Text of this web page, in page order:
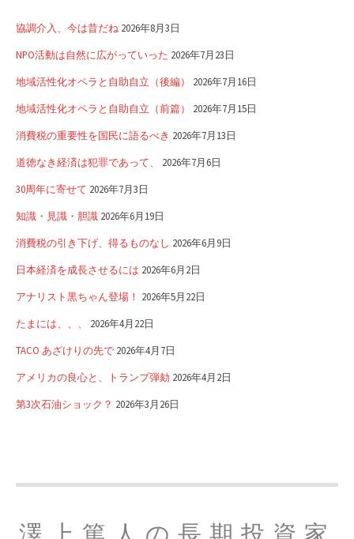
協調介入、今は昔だね 2026年8月3日
NPO活動は自然に広がっていった 2026年7月23日
地域活性化オペラと自助自立（後編） 2026年7月16日
地域活性化オペラと自助自立（前篇） 2026年7月15日
消費税の重要性を国民に語るべき 2026年7月13日
道徳なき経済は犯罪であって、 2026年7月6日
30周年に寄せて 2026年7月3日
知識・見識・胆識 2026年6月19日
消費税の引き下げ、得るものなし 2026年6月9日
日本経済を成長させるには 2026年6月2日
アナリスト黒ちゃん登場！ 2026年5月22日
たまには、、、 2026年4月22日
TACO あざけりの先で 2026年4月7日
アメリカの良心と、トランプ弾劾 2026年4月2日
第3次石油ショック？ 2026年3月26日